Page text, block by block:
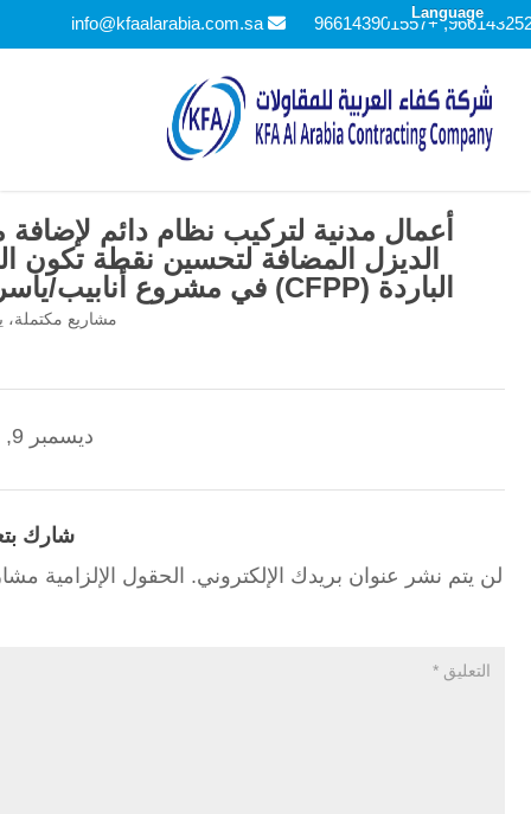
أعمال مدنية لتركيب نظام دائم لإضافة
الديزل المضافة لتحسين نقطة تكون
الباردة (CFPP) في مشروع أنابيب/ياسرف.
مشاريع مكتملة،
ديسمبر 9, 2023
شارك
لن يتم نشر عنوان بريدك الإلكتروني. الحقول الإلزامية
Language